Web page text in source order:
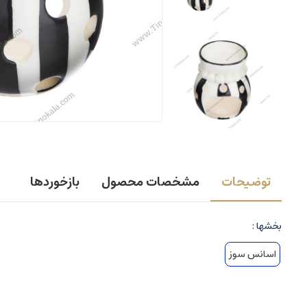
توضیحات مشخصات محصول بازخوردها
بخشها :
اسانس سوز